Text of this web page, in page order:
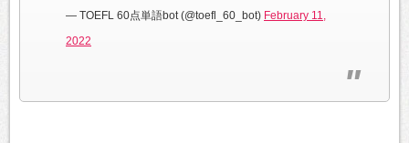
— TOEFL 60点単語bot (@toefl_60_bot) February 11,
2022